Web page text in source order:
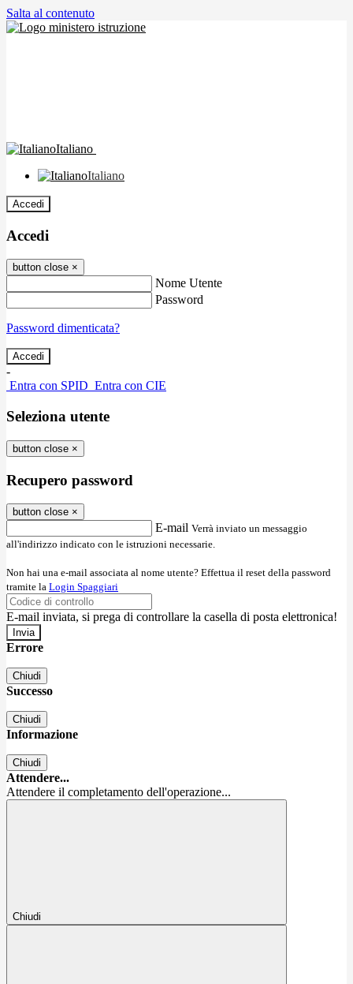
Salta al contenuto
Italiano
Italiano
Accedi
Accedi
button close ×
Nome Utente
Password
Password dimenticata?
-
Entra con SPID Entra con CIE
Seleziona utente
button close ×
Recupero password
button close ×
E-mail Verrà inviato un messaggio
all'indirizzo indicato con le istruzioni necessarie.
Non hai una e-mail associata al nome utente? Effettua il reset della password
tramite la Login Spaggiari
E-mail inviata, si prega di controllare la casella di posta elettronica!
Errore
Chiudi
Successo
Chiudi
Informazione
Chiudi
Attendere...
Attendere il completamento dell'operazione...
Chiudi